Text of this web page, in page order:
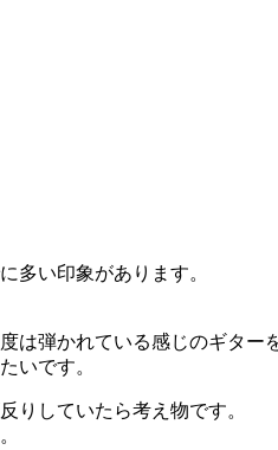
多い印象があります。
弾かれている感じのギター
いです。
りしていたら考え物です。